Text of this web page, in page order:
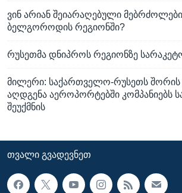
ვინ არიან შეიარაღებული
ბელგოროდის რეგიონში?
რუსეთმა დნიპროს რეგიონზე
მილერი: საქართველო-რუსეთს შორის
აღდგენა აეროპორტებში კომპანიებს
შეუქმნის
ᲗᲕᲐᲚᲘ ᲒᲕᲐᲓᲔᲕᲜᲔᲗ